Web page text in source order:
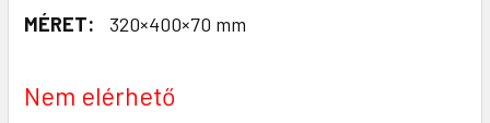
MÉRET:
320×400×70 mm
Nem elérhető